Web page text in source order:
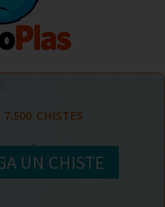
7.500
  CHISTES
UN CHISTE